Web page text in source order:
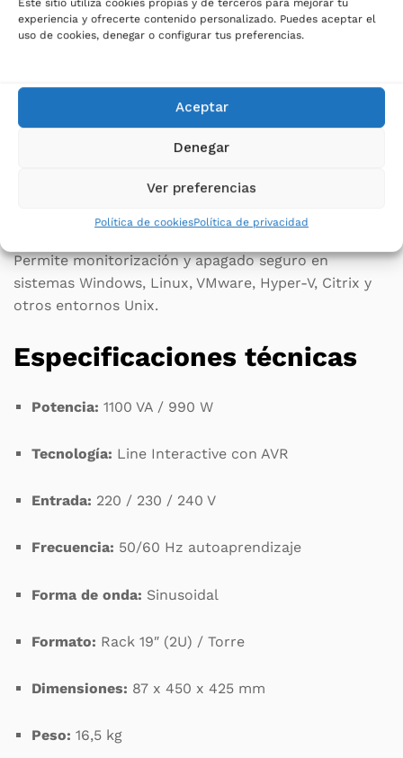
Este sitio utiliza cookies propias y de terceros para mejorar tu
experiencia y ofrecerte contenido personalizado. Puedes aceptar el
uso de cookies, denegar o configurar tus preferencias.
Aceptar
Denegar
Ver preferencias
Política de cookiesPolítica de privacidad
IT:
Permite monitorización y apagado seguro en
sistemas Windows, Linux, VMware, Hyper-V, Citrix y
otros entornos Unix.
Especificaciones técnicas
Potencia: 1100 VA / 990 W
Tecnología: Line Interactive con AVR
Entrada: 220 / 230 / 240 V
Frecuencia: 50/60 Hz autoaprendizaje
Forma de onda: Sinusoidal
Formato: Rack 19″ (2U) / Torre
Dimensiones: 87 x 450 x 425 mm
Peso: 16,5 kg